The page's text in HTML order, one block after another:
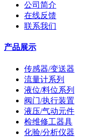
公司简介
在线反馈
联系我们
产品展示
传感器/变送器
流量计系列
液位/料位系列
阀门/执行装置
液压/气动元件
检维修工器具
化验/分析仪器